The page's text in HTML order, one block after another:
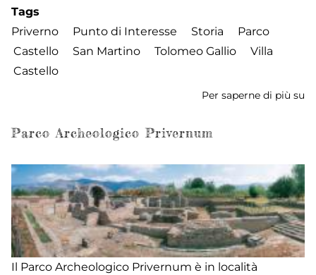
Tags
Priverno
Punto di Interesse Storia
Parco
Castello
San Martino Tolomeo Gallio
Villa
Castello
Per saperne di più su
Parco Archeologico Privernum
Il Parco Archeologico Privernum è in località